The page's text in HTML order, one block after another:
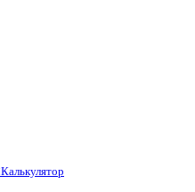
Калькулятор